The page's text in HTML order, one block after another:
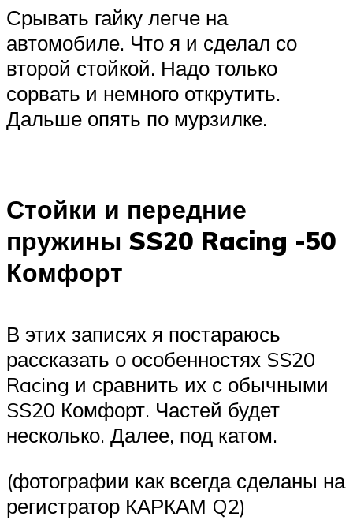
Срывать гайку легче на
автомобиле. Что я и сделал со
второй стойкой. Надо только
сорвать и немного открутить.
Дальше опять по мурзилке.
Стойки и передние
пружины SS20 Racing -50
Комфорт
В этих записях я постараюсь
рассказать о особенностях SS20
Racing и сравнить их с обычными
SS20 Комфорт. Частей будет
несколько. Далее, под катом.
(фотографии как всегда сделаны на
регистратор КАРКАМ Q2)